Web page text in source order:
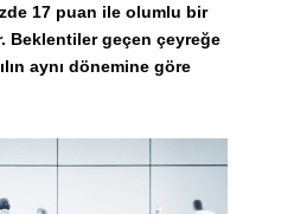
17 puan ile olumlu bir
Beklentiler geçen çeyreğe
aynı dönemine göre